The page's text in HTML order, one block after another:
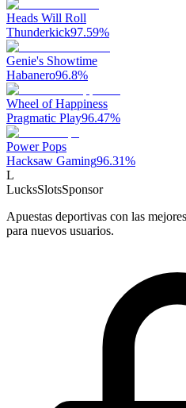
Heads Will Roll
Thunderkick97.59%
Genie's Showtime
Habanero96.8%
Wheel of Happiness
Pragmatic Play96.47%
Power Pops
Hacksaw Gaming96.31%
L
LucksSlotsSponsor
Apuestas deportivas con las
para nuevos usuarios.